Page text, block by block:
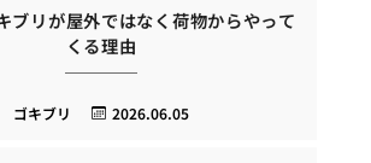
ブリが屋外ではなく荷物からやって
くる理由
2026.06.05
ゴキブリ